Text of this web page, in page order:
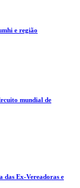
e região
mundial de
Ex-Vereadoras e